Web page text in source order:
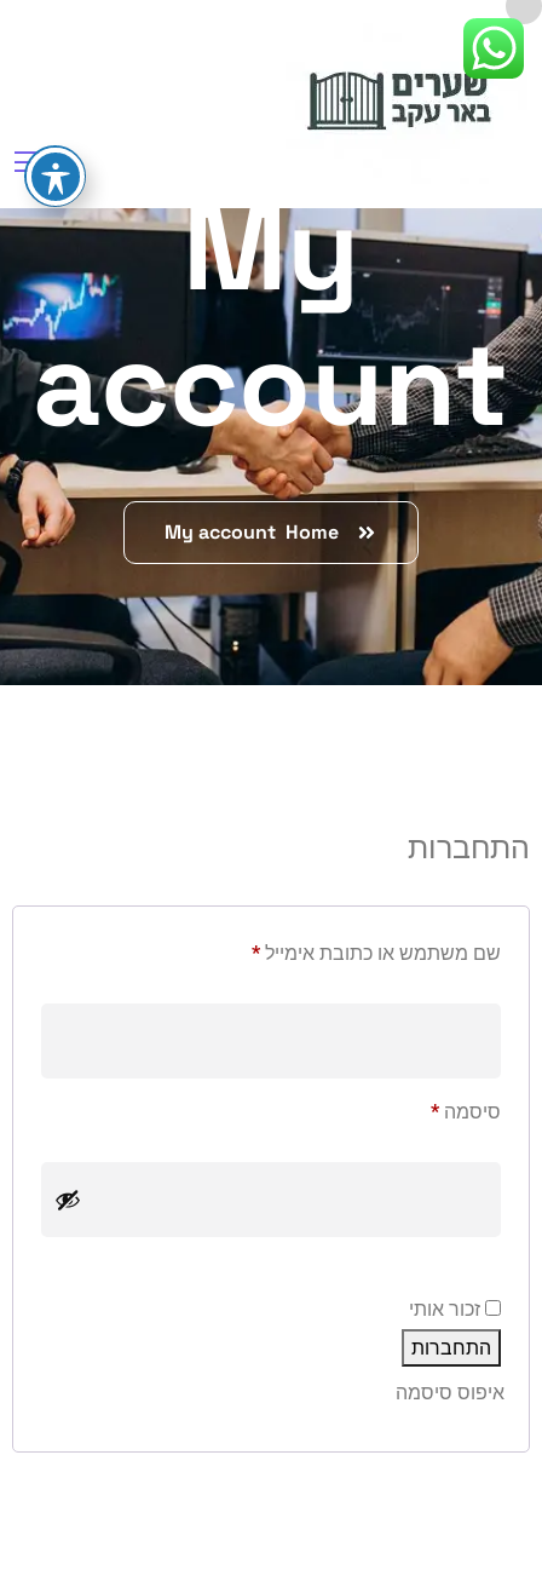
My
account
Home
My account
התחברות
שם משתמש או כתובת אימייל *
סיסמה *
זכור אותי
התחברות
איפוס סיסמה